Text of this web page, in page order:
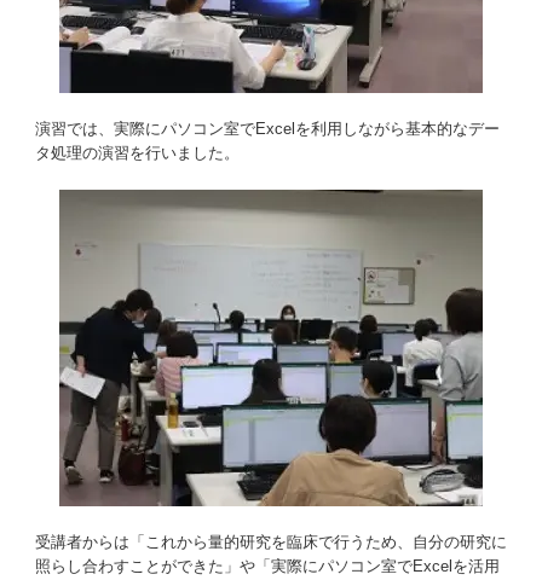
演習では、実際にパソコン室でExcelを利用しながら基本的なデー
タ処理の演習を行いました。
受講者からは「これから量的研究を臨床で行うため、自分の研究に
照らし合わすことができた」や「実際にパソコン室でExcelを活用